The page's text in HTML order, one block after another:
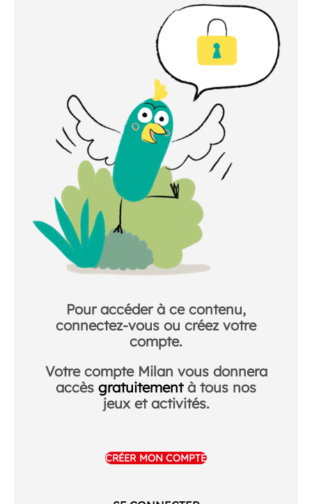
Pour accéder à ce contenu,
connectez-vous ou créez votre
compte.
Votre compte Milan vous donnera
accès gratuitementà tous nos
jeux et activités.
CRÉER MON COMPTE